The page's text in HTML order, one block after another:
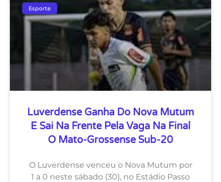
Esporte
Luverdense Ganha Do Nova Mutum
E Sai Na Frente Pela Vaga Na Final
O Mato-Grossense Sub-20
O Luverdense venceu o Nova Mutum por
1 a 0 neste sábado (30), no Estádio Passo